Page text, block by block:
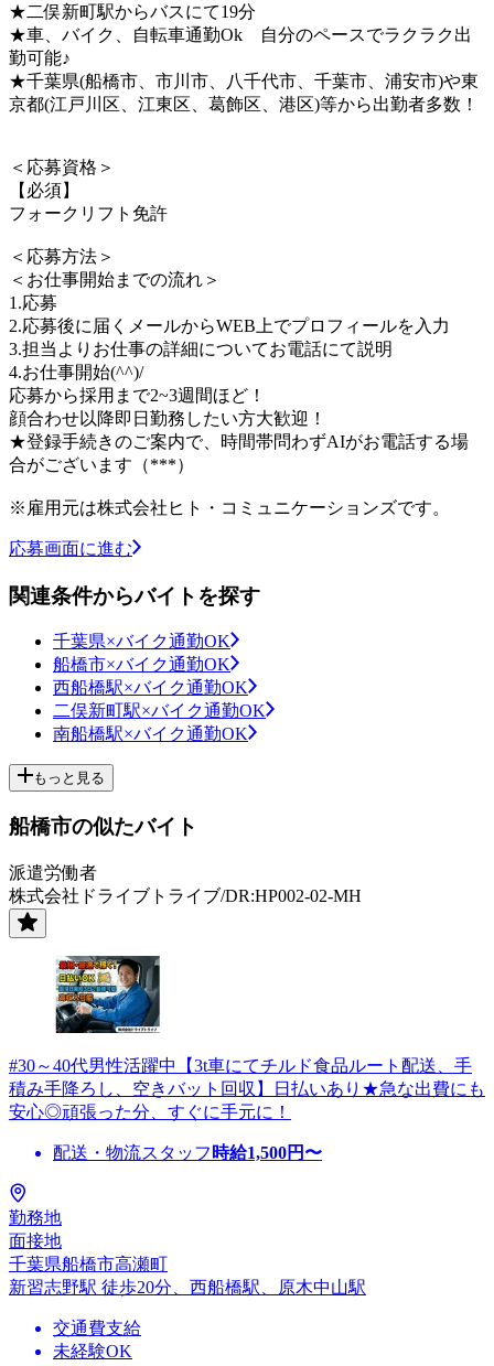
★二俣新町駅からバスにて19分
★車、バイク、自転車通勤Ok 自分のペースでラクラク出
勤可能♪
★千葉県(船橋市、市川市、八千代市、千葉市、浦安市)や東
京都(江戸川区、江東区、葛飾区、港区)等から出勤者多数！
＜応募資格＞
【必須】
フォークリフト免許
＜応募方法＞
＜お仕事開始までの流れ＞
1.応募
2.応募後に届くメールからWEB上でプロフィールを入力
3.担当よりお仕事の詳細についてお電話にて説明
4.お仕事開始(^^)/
応募から採用まで2~3週間ほど！
顔合わせ以降即日勤務したい方大歓迎！
★登録手続きのご案内で、時間帯問わずAIがお電話する場
合がございます（***）
※雇用元は株式会社ヒト・コミュニケーションズです。
応募画面に進む
関連条件からバイトを探す
千葉県×バイク通勤OK
船橋市×バイク通勤OK
西船橋駅×バイク通勤OK
二俣新町駅×バイク通勤OK
南船橋駅×バイク通勤OK
もっと見る
船橋市の似たバイト
派遣労働者
株式会社ドライブトライブ/DR:HP002-02-MH
#30～40代男性活躍中【3t車にてチルド食品ルート配送、手
積み手降ろし、空きバット回収】日払いあり★急な出費にも
安心◎頑張った分、すぐに手元に！
配送・物流スタッフ 時給1,500円〜
勤務地
面接地
千葉県船橋市高瀬町
新習志野駅 徒歩20分、西船橋駅、原木中山駅
交通費支給
未経験OK